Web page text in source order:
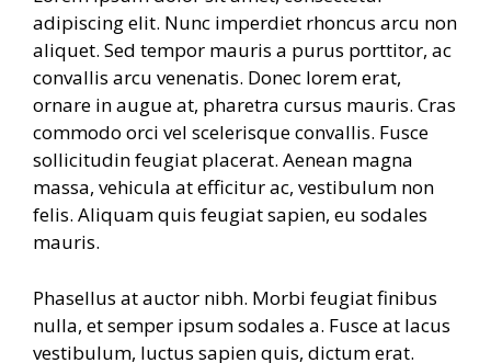
adipiscing elit. Nunc imperdiet rhoncus arcu non
aliquet. Sed tempor mauris a purus porttitor, ac
convallis arcu venenatis. Donec lorem erat,
ornare in augue at, pharetra cursus mauris. Cras
commodo orci vel scelerisque convallis. Fusce
sollicitudin feugiat placerat. Aenean magna
massa, vehicula at efficitur ac, vestibulum non
felis. Aliquam quis feugiat sapien, eu sodales
mauris.
Phasellus at auctor nibh. Morbi feugiat finibus
nulla, et semper ipsum sodales a. Fusce at lacus
vestibulum, luctus sapien quis, dictum erat.